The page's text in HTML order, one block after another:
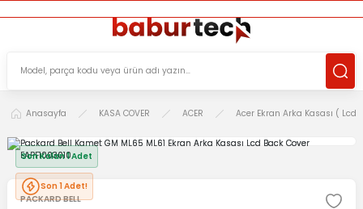
Anasayfa KASA COVER ACER Acer Ekran Arka Kasası ( Lcd
Son Kalan 1 Adet
Son 1 Adet!
PACKARD BELL